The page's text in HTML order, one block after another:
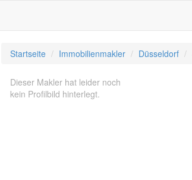
Startseite Immobilienmakler Düsseldorf
Dieser Makler hat leider noch
kein Profilbild hinterlegt.